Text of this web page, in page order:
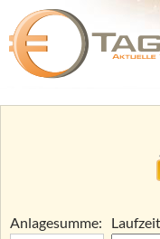
Zum
Anlagesumme: